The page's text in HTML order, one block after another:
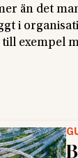
än det
i
exempel